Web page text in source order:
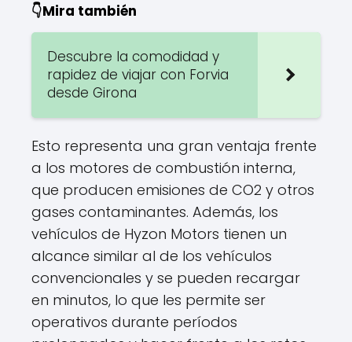
👇Mira también
Descubre la comodidad y
rapidez de viajar con Forvia
desde Girona
Esto representa una gran ventaja frente
a los motores de combustión interna,
que producen emisiones de CO2 y otros
gases contaminantes. Además, los
vehículos de Hyzon Motors tienen un
alcance similar al de los vehículos
convencionales y se pueden recargar
en minutos, lo que les permite ser
operativos durante períodos